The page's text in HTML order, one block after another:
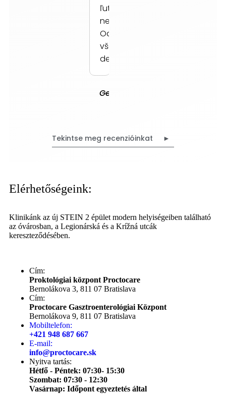
ľutovať
nebude.
Odporúčam
všetkými
desiatimi.
Gejza
Tekintse meg recenzióinkat ►
Elérhetőségeink:
Klinikánk az új STEIN 2 épület modern helyiségeiben található
az óvárosban, a Legionárská és a Krížná utcák
kereszteződésében.
Cím:
Proktológiai központ Proctocare
Bernolákova 3, 811 07 Bratislava
Cím:
Proctocare Gasztroenterológiai Központ
Bernolákova 9, 811 07 Bratislava
Mobiltelefon:
+421 948 687 667
E-mail:
info@proctocare.sk
Nyitva tartás:
Hétfő - Péntek: 07:30- 15:30
Szombat: 07:30 - 12:30
Vasárnap: Időpont egyeztetés által